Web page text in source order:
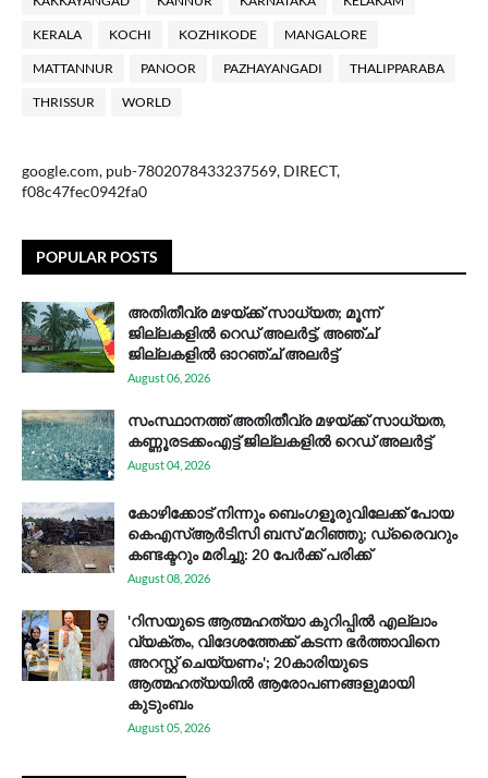
KERALA KOCHI KOZHIKODE MANGALORE
MATTANNUR PANOOR PAZHAYANGADI THALIPPARABA
THRISSUR WORLD
google.com, pub-7802078433237569, DIRECT,
f08c47fec0942fa0
POPULAR POSTS
അതിതീവ്ര മഴയ്ക്ക് സാധ്യത; മൂന്ന്
ജില്ലകളിൽ റെഡ് അലർട്ട്, അഞ്ച്
ജില്ലകളിൽ ഓറഞ്ച് അലർട്ട്
August 06, 2026
സം​സ്ഥാ​ന​ത്ത് അ​തി​തീ​വ്ര മ​ഴ​യ്ക്ക് സാ​ധ്യ​ത,
കണ്ണൂരടക്കംഎ​ട്ട് ജി​ല്ല​ക​ളി​ൽ റെ​ഡ് അ​ലർ​ട്ട്
August 04, 2026
കോഴിക്കോട് നിന്നും ബെംഗളൂരുവിലേക്ക് പോയ
കെഎസ്ആര്‍ടിസി ബസ് മറിഞ്ഞു; ഡ്രൈവറും
കണ്ടക്ടറും മരിച്ചു: 20 പേര്‍ക്ക് പരിക്ക്
August 08, 2026
'റിസയുടെ ആത്മഹത്യാ കുറിപ്പിൽ എല്ലാം
വ്യക്തം, വിദേശത്തേക്ക് കടന്ന ഭർത്താവിനെ
അറസ്റ്റ് ചെയ്യണം'; 20കാരിയുടെ
ആത്മഹത്യയിൽ ആരോപണങ്ങളുമായി
കുടുംബം
August 05, 2026